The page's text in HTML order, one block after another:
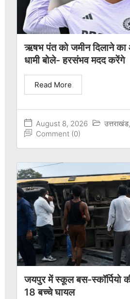
ऋषभ पंत को जमीन दिलाने का
धामी बोले- हरसंभव मदद करेंगे
August 8, 2026 उत्तराखंड,
Comment (0)
Read More
जयपुर में स्कूल बस-स्कॉर्पियो
18 बच्चे घायल